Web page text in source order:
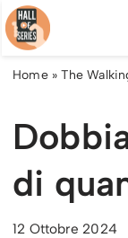
Vai
al
Home» The
di
12 Ottobre 2024